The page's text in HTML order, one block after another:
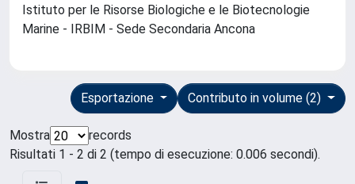
Istituto per le Risorse Biologiche e le Biotecnologie
Marine - IRBIM - Sede Secondaria Ancona
Contributo in volume (2)
Esportazione
Mostra
records
Risultati 1 - 2 di 2 (tempo di esecuzione: 0.006 secondi).